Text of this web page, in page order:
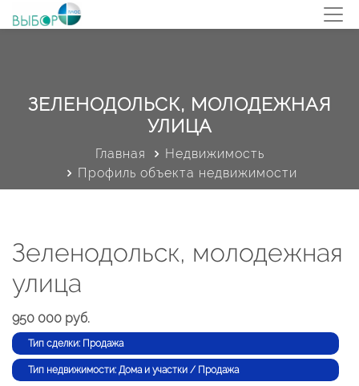
ЗЕЛЕНОДОЛЬСК, МОЛОДЕЖНАЯ
УЛИЦА
Главная
Недвижимость
Профиль объекта недвижимости
Зеленодольск, молодежная
улица
950 000 руб.
Тип сделки: Продажа
Тип недвижимости: Дома и участки / Продажа